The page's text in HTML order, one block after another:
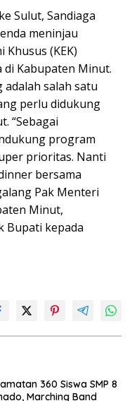
Sulut, Sandiaga
meninjau
(KEK)
di Kabupaten Minut.
salah satu
perlu didukung
“Sebagai
program
prioritas. Nanti
bersama
Pak Menteri
Minut,
Bupati kepada
360 Siswa SMP 8
Marching Band